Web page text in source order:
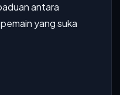
antara
yang suka